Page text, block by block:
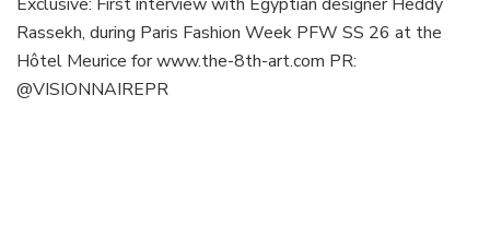
Rassekh, during Paris Fashion Week PFW SS 26 at the
Hôtel Meurice for www.the-8th-art.com PR:
@VISIONNAIREPR